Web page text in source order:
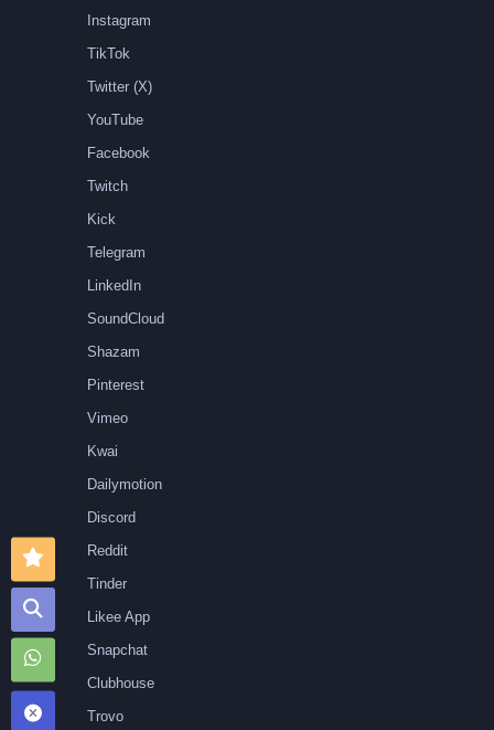
Instagram
TikTok
Twitter (X)
YouTube
Facebook
Twitch
Kick
Telegram
LinkedIn
SoundCloud
Shazam
Pinterest
Vimeo
Kwai
Dailymotion
Discord
Reddit
Tinder
Likee App
Snapchat
Clubhouse
Trovo